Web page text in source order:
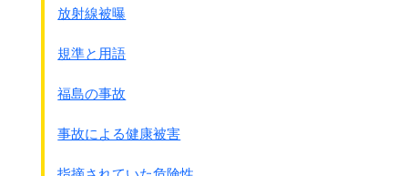
でもタミフルで熱が下がると言うのは
考えてみれば恐いことです。
熱のコントロ-ルは脳の視床下部です。
熱が下がると言うことは脳に到達して
それと厚生労働省のタミフルと
妊娠ラットの胎児死亡資料があります
じゃあ一体なんで死んだのだろう・・・・
死亡原因は解熱剤ではないかと疑っています。
これは前から疑われていたことです。
さっき微生物に感染すると
感染を感知したら、
放射線被曝
規準と用語
福島の事故
事故による健康被害